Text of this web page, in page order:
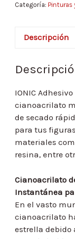
Categoría: Pinturas
Descripción
IONIC
cianoacrilato
de secado
para tus
materiales
resina, entre
Cianoacrilato
Instantánea
En el vasto
cianoacrilato
estrella debido